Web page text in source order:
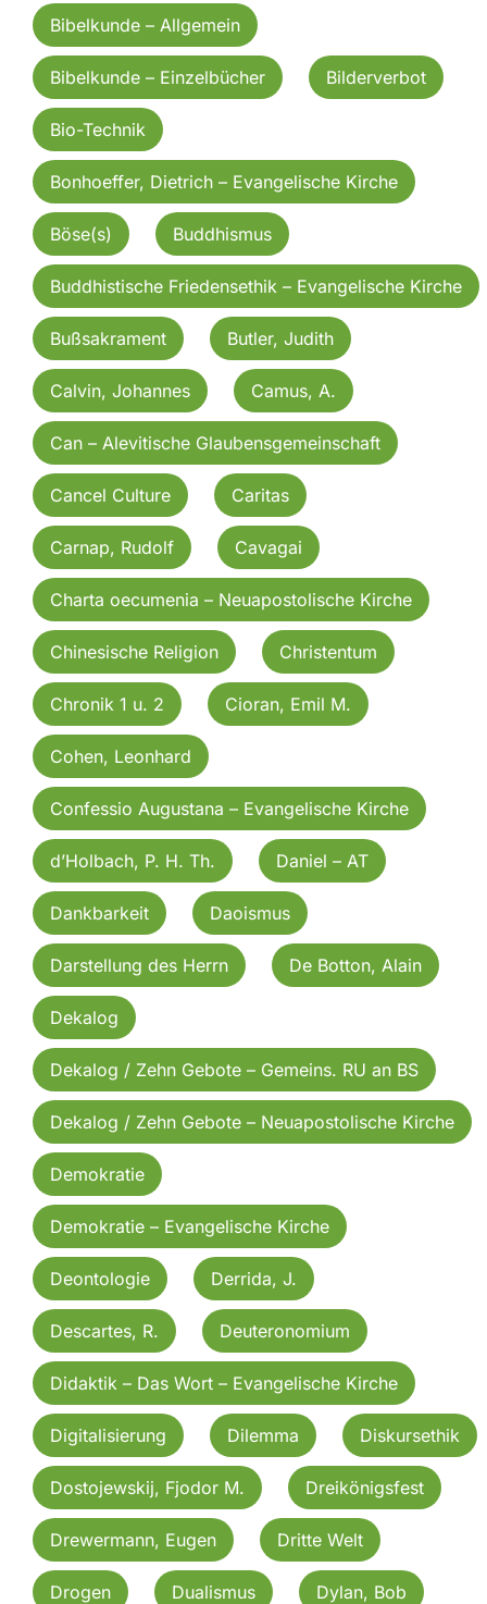
Bibelkunde – Allgemein
Bibelkunde – Einzelbücher Bilderverbot
Bio-Technik
Bonhoeffer, Dietrich – Evangelische Kirche
Böse(s) Buddhismus
Buddhistische Friedensethik – Evangelische Kirche
Bußsakrament Butler, Judith
Calvin, Johannes Camus, A.
Can – Alevitische Glaubensgemeinschaft
Cancel Culture Caritas
Carnap, Rudolf Cavagai
Charta oecumenia – Neuapostolische Kirche
Chinesische Religion Christentum
Chronik 1 u. 2 Cioran, Emil M.
Cohen, Leonhard
Confessio Augustana – Evangelische Kirche
d’Holbach, P. H. Th. Daniel – AT
Dankbarkeit Daoismus
Darstellung des Herrn De Botton, Alain
Dekalog
Dekalog / Zehn Gebote – Gemeins. RU an BS
Dekalog / Zehn Gebote – Neuapostolische Kirche
Demokratie
Demokratie – Evangelische Kirche
Deontologie Derrida, J.
Descartes, R. Deuteronomium
Didaktik – Das Wort – Evangelische Kirche
Digitalisierung Dilemma Diskursethik
Dostojewskij, Fjodor M. Dreikönigsfest
Drewermann, Eugen Dritte Welt
Drogen Dualismus Dylan, Bob